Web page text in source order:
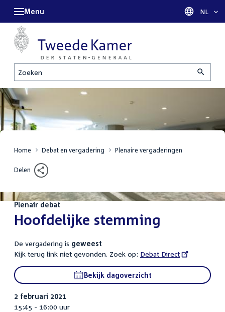
Zoeken
Menu Taal
NL
Home Debat en vergadering Plenaire vergaderingen
Delen
Plenair debat
:Hoofdelijke stemming
De vergadering is geweest
Kijk terug link niet gevonden. Zoek op: External
link:
Debat Direct
Bekijk dagoverzicht
2 februari 2021
15:45 - 16:00 uur